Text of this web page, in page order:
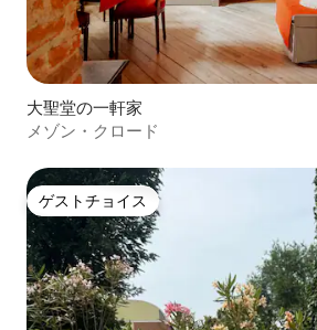
大聖堂の一軒家
メゾン・クロード
ゲストチョイス
ゲストチョイス